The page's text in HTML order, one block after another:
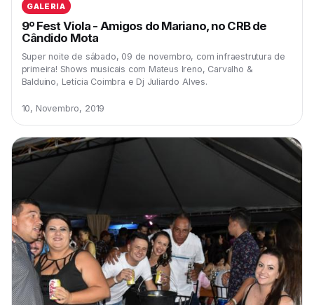
GALERIA
9º Fest Viola - Amigos do Mariano, no CRB de
Cândido Mota
Super noite de sábado, 09 de novembro, com infraestrutura de
primeira! Shows musicais com Mateus Ireno, Carvalho &
Balduino, Letícia Coimbra e Dj Juliardo Alves.
10, Novembro, 2019